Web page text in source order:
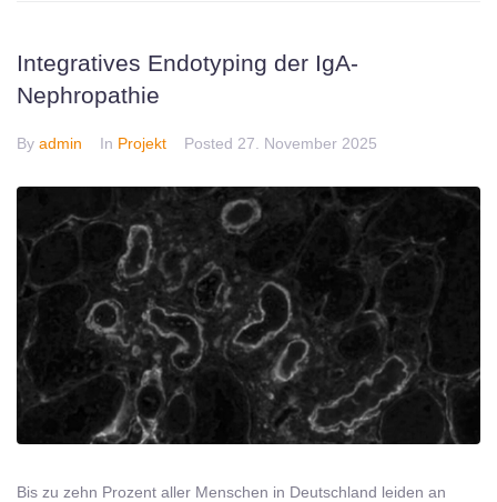
Integratives Endotyping der IgA-
Nephropathie
By admin In Projekt Posted 27. November 2025
Bis zu zehn Prozent aller Menschen in Deutschland leiden an